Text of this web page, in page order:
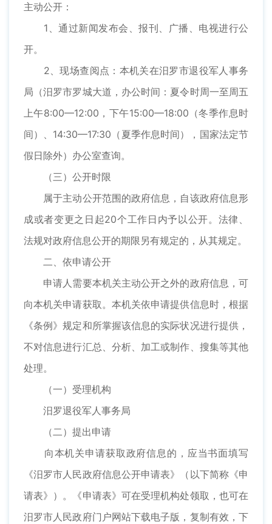
主动公开：
1、通过新闻发布会、报刊、广播、电视进行公
开。
2、现场查阅点：本机关在汨罗市退役军人事务
局（汨罗市罗城大道，办公时间：夏令时周一至周五
上午8:00—12:00，下午15:00—18:00（冬季作息时
间）、14:30—17:30（夏季作息时间），国家法定节
假日除外）办公室查询。
（三）公开时限
属于主动公开范围的政府信息，自该政府信息形
成或者变更之日起20个工作日内予以公开。法律、
法规对政府信息公开的期限另有规定的，从其规定。
二、依申请公开
申请人需要本机关主动公开之外的政府信息，可
向本机关申请获取。本机关依申请提供信息时，根据
《条例》规定和所掌握该信息的实际状况进行提供，
不对信息进行汇总、分析、加工或制作、搜集等其他
处理。
（一）受理机构
汨罗退役军人事务局
（二）提出申请
向本机关申请获取政府信息的，应当书面填写
《汨罗市人民政府信息公开申请表》（以下简称《申
请表》）。《申请表》可在受理机构处领取，也可在
汨罗市人民政府门户网站下载电子版，复制有效，下